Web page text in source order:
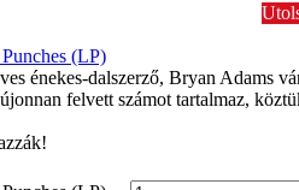
(LP)
énekes-dalszerző, Bryan Adams
felvett számot tartalmaz,